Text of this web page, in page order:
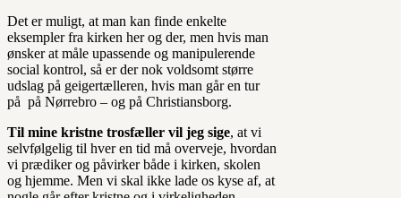
Det er muligt, at man kan finde enkelte
eksempler fra kirken her og der, men hvis man
ønsker at måle upassende og manipulerende
social kontrol, så er der nok voldsomt større
udslag på geigertælleren, hvis man går en tur
på på Nørrebro – og på Christiansborg.
Til mine kristne trosfæller vil jeg sige, at vi
selvfølgelig til hver en tid må overveje, hvordan
vi prædiker og påvirker både i kirken, skolen
og hjemme. Men vi skal ikke lade os kyse af, at